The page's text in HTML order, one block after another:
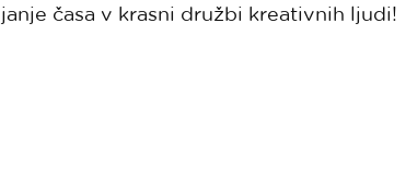
časa v krasni družbi kreativnih ljudi!